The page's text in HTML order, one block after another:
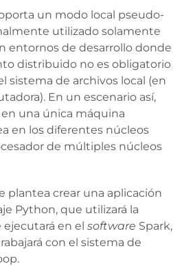
un modo local pseudo-
utilizado solamente
entornos de desarrollo donde
distribuido no es obligatorio
sistema de archivos local (en
En un escenario así,
una única máquina
en los diferentes núcleos
de múltiples núcleos
plantea crear una aplicación
Python, que utilizará la
ejecutará en el software Spark,
con el sistema de